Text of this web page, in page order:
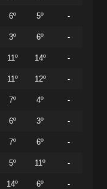
6º 5º -
3º 6º -
11º 14º -
11º 12º -
7º 4º -
6º 3º -
7º 6º -
5º 11º -
14º 6º -